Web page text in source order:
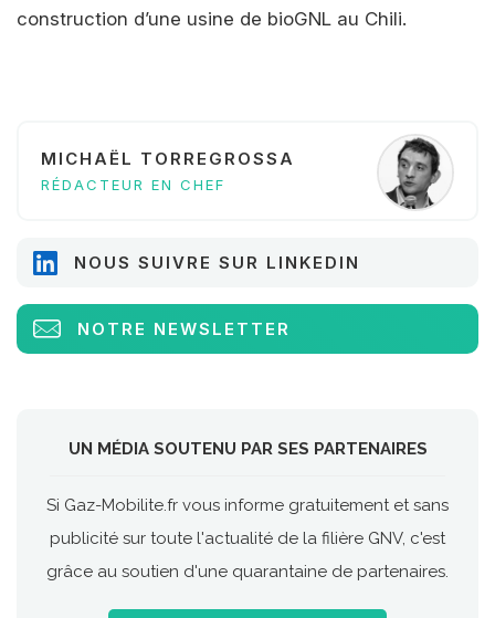
construction d’une usine de bioGNL au Chili.
MICHAËL TORREGROSSA
RÉDACTEUR EN CHEF
NOUS SUIVRE SUR LINKEDIN
NOTRE NEWSLETTER
UN MÉDIA SOUTENU PAR SES PARTENAIRES
Si Gaz-Mobilite.fr vous informe gratuitement et sans
publicité sur toute l'actualité de la filière GNV, c'est
grâce au soutien d'une quarantaine de partenaires.